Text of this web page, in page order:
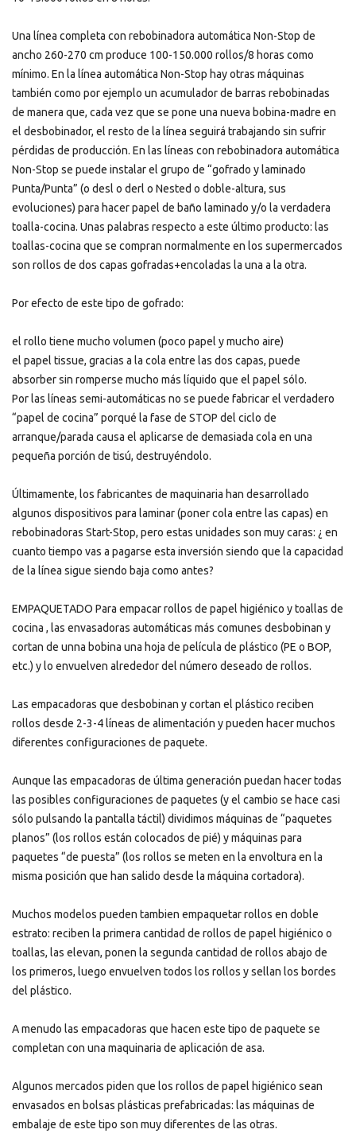
Una línea completa con rebobinadora automática Non-Stop de
ancho 260-270 cm produce 100-150.000 rollos/8 horas como
mínimo. En la línea automática Non-Stop hay otras máquinas
también como por ejemplo un acumulador de barras rebobinadas
de manera que, cada vez que se pone una nueva bobina-madre en
el desbobinador, el resto de la línea seguirá trabajando sin sufrir
pérdidas de producción. En las líneas con rebobinadora automática
Non-Stop se puede instalar el grupo de “gofrado y laminado
Punta/Punta” (o desl o derl o Nested o doble-altura, sus
evoluciones) para hacer papel de baño laminado y/o la verdadera
toalla-cocina. Unas palabras respecto a este último producto: las
toallas-cocina que se compran normalmente en los supermercados
son rollos de dos capas gofradas+encoladas la una a la otra.
Por efecto de este tipo de gofrado:
el rollo tiene mucho volumen (poco papel y mucho aire)
el papel tissue, gracias a la cola entre las dos capas, puede
absorber sin romperse mucho más líquido que el papel sólo.
Por las líneas semi-automáticas no se puede fabricar el verdadero
“papel de cocina” porqué la fase de STOP del ciclo de
arranque/parada causa el aplicarse de demasiada cola en una
pequeña porción de tisú, destruyéndolo.
Últimamente, los fabricantes de maquinaria han desarrollado
algunos dispositivos para laminar (poner cola entre las capas) en
rebobinadoras Start-Stop, pero estas unidades son muy caras: ¿ en
cuanto tiempo vas a pagarse esta inversión siendo que la capacidad
de la línea sigue siendo baja como antes?
EMPAQUETADO Para empacar rollos de papel higiénico y toallas de
cocina , las envasadoras automáticas más comunes desbobinan y
cortan de unna bobina una hoja de película de plástico (PE o BOP,
etc.) y lo envuelven alrededor del número deseado de rollos.
Las empacadoras que desbobinan y cortan el plástico reciben
rollos desde 2-3-4 líneas de alimentación y pueden hacer muchos
diferentes configuraciones de paquete.
Aunque las empacadoras de última generación puedan hacer todas
las posibles configuraciones de paquetes (y el cambio se hace casi
sólo pulsando la pantalla táctil) dividimos máquinas de “paquetes
planos” (los rollos están colocados de pié) y máquinas para
paquetes “de puesta” (los rollos se meten en la envoltura en la
misma posición que han salido desde la máquina cortadora).
Muchos modelos pueden tambien empaquetar rollos en doble
estrato: reciben la primera cantidad de rollos de papel higiénico o
toallas, las elevan, ponen la segunda cantidad de rollos abajo de
los primeros, luego envuelven todos los rollos y sellan los bordes
del plástico.
A menudo las empacadoras que hacen este tipo de paquete se
completan con una maquinaria de aplicación de asa.
Algunos mercados piden que los rollos de papel higiénico sean
envasados en bolsas plásticas prefabricadas: las máquinas de
embalaje de este tipo son muy diferentes de las otras.